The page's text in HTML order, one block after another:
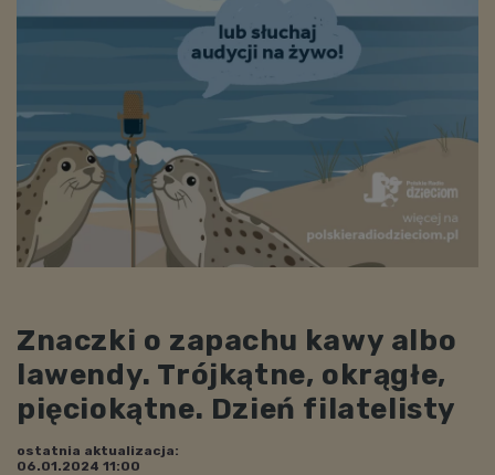
Znaczki o zapachu kawy albo
lawendy. Trójkątne, okrągłe,
pięciokątne. Dzień filatelisty
ostatnia aktualizacja:
06.01.2024 11:00